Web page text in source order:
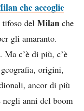
che accoglie
tifoso del Milan che
gli amaranto.
Ma c’è di più, c’è
origini,
ancor di più
anni del boom